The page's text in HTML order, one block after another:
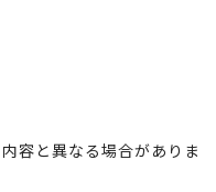
容と異なる場合がありま